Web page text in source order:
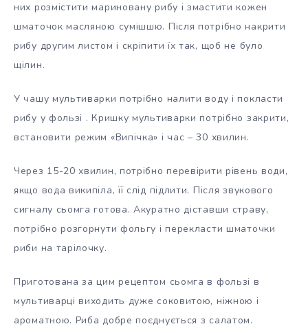
них розмістити мариновану рибу і змастити кожен
шматочок масляною сумішшю. Після потрібно накрити
рибу другим листом і скріпити їх так, щоб не було
щілин.
У чашу мультиварки потрібно налити воду і покласти
рибу у фользі . Кришку мультиварки потрібно закрити,
встановити режим «Випічка» і час – 30 хвилин.
Через 15-20 хвилин, потрібно перевірити рівень води,
якщо вода википіла, її слід підлити. Після звукового
сигналу сьомга готова. Акуратно діставши страву,
потрібно розгорнути фольгу і перекласти шматочки
риби на тарілочку.
Приготована за цим рецептом сьомга в фользі в
мультиварці виходить дуже соковитою, ніжною і
ароматною. Риба добре поєднується з салатом.